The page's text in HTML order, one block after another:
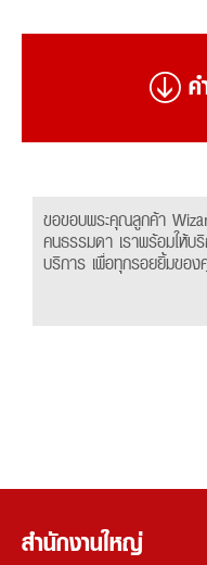
ขอขอบพระคุณลูกค้า
คนธรรมดา เราพร้อมให้
บริการ เพื่อทุกรอยยิ้มขอ
สำนักงานใหญ่